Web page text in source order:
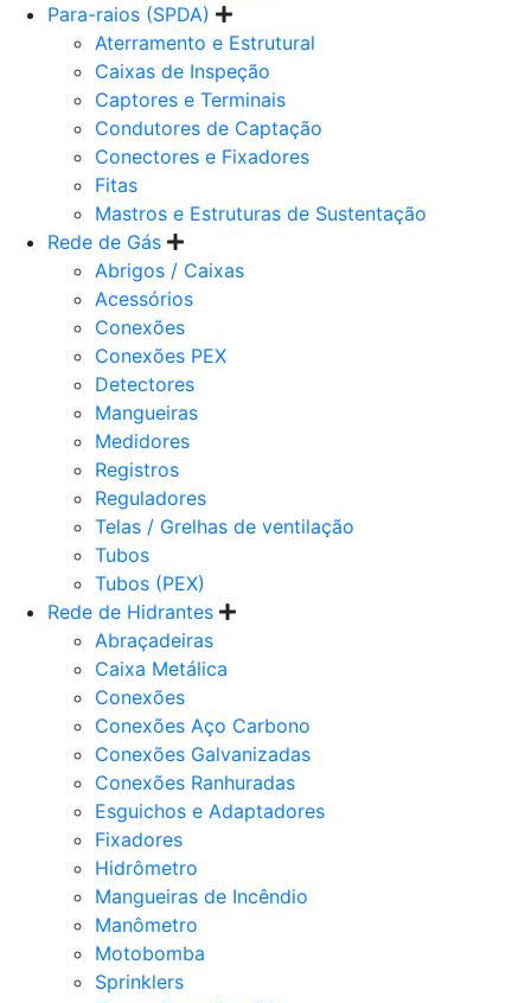
Para-raios (SPDA)
Aterramento e Estrutural
Caixas de Inspeção
Captores e Terminais
Condutores de Captação
Conectores e Fixadores
Fitas
Mastros e Estruturas de Sustentação
Rede de Gás
Abrigos / Caixas
Acessórios
Conexões
Conexões PEX
Detectores
Mangueiras
Medidores
Registros
Reguladores
Telas / Grelhas de ventilação
Tubos
Tubos (PEX)
Rede de Hidrantes
Abraçadeiras
Caixa Metálica
Conexões
Conexões Aço Carbono
Conexões Galvanizadas
Conexões Ranhuradas
Esguichos e Adaptadores
Fixadores
Hidrômetro
Mangueiras de Incêndio
Manômetro
Motobomba
Sprinklers